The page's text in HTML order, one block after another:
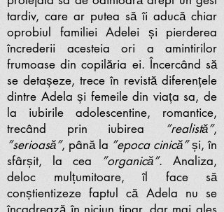
tardiv, care ar putea să îi aducă chiar
oprobiul familiei Adelei și pierderea
încrederii acesteia ori a amintirilor
frumoase din copilăria ei. Încercând să
se detașeze, trece în revistă diferențele
dintre Adela și femeile din viața sa, de
la iubirile adolescentine, romantice,
trecând prin iubirea
”realistă”,
”serioasă”, până la ”epoca cinică”și, în
sfârșit, la cea
”organică”. Analiza,
deloc mulțumitoare, îl face să
conștientizeze faptul că Adela nu se